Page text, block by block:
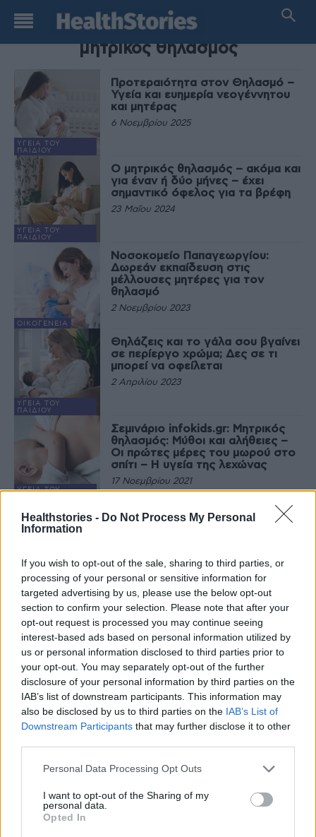
Healthstories - Do Not Process My Personal
Information
If you wish to opt-out of the sale, sharing to third parties, or
processing of your personal or sensitive information for
targeted advertising by us, please use the below opt-out
section to confirm your selection. Please note that after your
opt-out request is processed you may continue seeing
interest-based ads based on personal information utilized by
us or personal information disclosed to third parties prior to
your opt-out. You may separately opt-out of the further
disclosure of your personal information by third parties on the
IAB’s list of downstream participants. This information may
also be disclosed by us to third parties on the IAB’s List of
Downstream Participants that may further disclose it to other
Personal Data Processing Opt Outs
I want to opt-out of the Sharing of my
personal data.
Opted In
TAG
μητρικός θηλασμός
ΥΓΕΊΑ ΤΟΥ
ΠΑΙΔΙΟΎ
Προτεραιότητα στον Θηλασμό –
Υγεία και ευημερία νεογέννητου
και μητέρας
6 Νοεμβρίου 2025
ΥΓΕΊΑ ΤΟΥ
ΠΑΙΔΙΟΎ
Ο μητρικός θηλασμός – ακόμα και
για έναν ή δύο μήνες – έχει
σημαντικό όφελος για τα βρέφη
23 Μαΐου 2024
ΟΙΚΟΓΈΝΕΙΑ
Νοσοκομείο Παπαγεωργίου:
Δωρεάν εκπαίδευση στις
μέλλουσες μητέρες για τον
θηλασμό
2 Νοεμβρίου 2023
ΥΓΕΊΑ ΤΟΥ
ΠΑΙΔΙΟΎ
Θηλάζεις και το γάλα σου βγαίνει
σε περίεργο χρώμα; Δες σε τι
μπορεί να οφείλεται
2 Απριλίου 2023
ΥΓΕΊΑ ΤΟΥ
Σεμινάριο infokids.gr: Μητρικός
θηλασμός: Μύθοι και αλήθειες –
Οι πρώτες μέρες του μωρού στο
σπίτι – Η υγεία της λεχώνας
17 Νοεμβρίου 2021
ΥΓΕΊΑ ΤΟΥ
ΠΑΙΔΙΟΎ
Ο μητρικός θηλασμός ασπίδα
προστασίας έναντι της COVID-19
Τελευταία Νέα
9 πράγματα που δεν πρέπει να
λέτε σε έναν επισκέπτη
27 Φεβρουαρίου 2026
γεννηθεί μέσω εξωσωματικής, με
27 Φεβρουαρίου 2026